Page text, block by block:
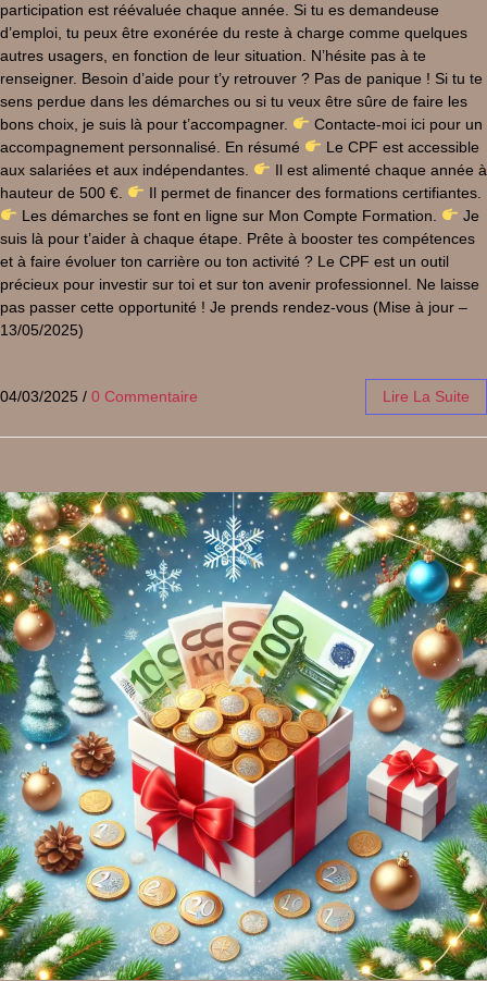
participation est réévaluée chaque année. Si tu es demandeuse
d’emploi, tu peux être exonérée du reste à charge comme quelques
autres usagers, en fonction de leur situation. N’hésite pas à te
renseigner. Besoin d’aide pour t’y retrouver ? Pas de panique ! Si tu te
sens perdue dans les démarches ou si tu veux être sûre de faire les
bons choix, je suis là pour t’accompagner.
Contacte-moi ici pour un
accompagnement personnalisé. En résumé
Le CPF est accessible
aux salariées et aux indépendantes.
Il est alimenté chaque année à
hauteur de 500 €.
Il permet de financer des formations certifiantes.
Les démarches se font en ligne sur Mon Compte Formation.
Je
suis là pour t’aider à chaque étape. Prête à booster tes compétences
et à faire évoluer ton carrière ou ton activité ? Le CPF est un outil
précieux pour investir sur toi et sur ton avenir professionnel. Ne laisse
pas passer cette opportunité ! Je prends rendez-vous (Mise à jour –
13/05/2025)
04/03/2025 / 0 Commentaire Lire La Suite